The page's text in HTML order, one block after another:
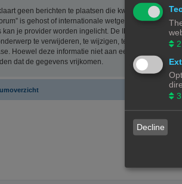
geen berichten te plaatsen die kwetsend,
is gehost of internationale wetgeving kunnen
kan je provider worden ingelicht. De IP-adressen van
te verwijderen, te wijzigen, te sluiten of te
Hoewel deze informatie niet aan een derde partij
dat de gegevens vrijkomen.
2
3
Decline